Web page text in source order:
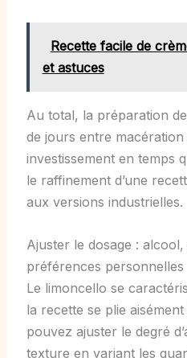
Recette facile de
et astuces
Au total, la préparation
de jours entre
investissement en temps
le raffinement d’une
aux versions industrielles.
Ajuster le dosage :
préférences personnelles
Le limoncello se
la recette se plie
pouvez ajuster le degré
texture en variant les